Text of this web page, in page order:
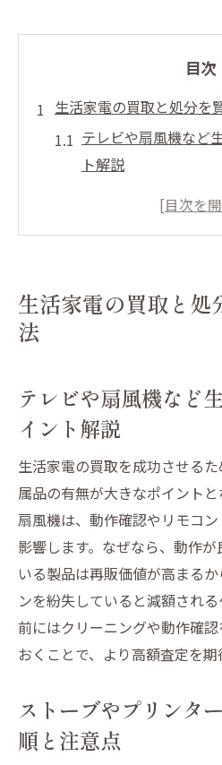
目次
生活家電の買取と処分を
テレビや扇風機など
ト解説
ストーブやプリンタ
買取と処分を効率化
家電買取で失敗しな
ト
最新の家電買取事情
扇風機やプリンター
は
ストーブや健康器具
よう
生活家電を手間なく
説
家電整理でよくある
出張サービスで家電買取
生活家電の買取と処
法
テレビや扇風機など
イント解説
生活家電の買取を成功させる
属品の有無が大きなポイント
扇風機は、動作確認やリモコ
影響します。なぜなら、動作
いる製品は再販価値が高まる
ンを紛失していると減額され
前にはクリーニングや動作確
おくことで、より高額査定を期
ストーブやプリンタ
順と注意点